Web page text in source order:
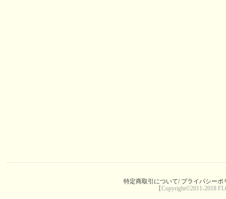
特定商取引について/ プライバシーポ
【Copyright©2011-2018